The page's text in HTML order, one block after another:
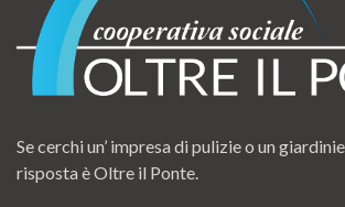
Se cerchi un’ impresa di pulizie o un
risposta è Oltre il Ponte.